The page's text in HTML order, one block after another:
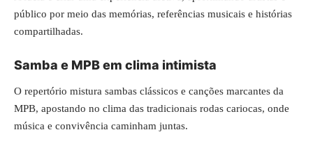
público por meio das memórias, referências musicais e histórias
compartilhadas.
Samba e MPB em clima intimista
O repertório mistura sambas clássicos e canções marcantes da
MPB, apostando no clima das tradicionais rodas cariocas, onde
música e convivência caminham juntas.